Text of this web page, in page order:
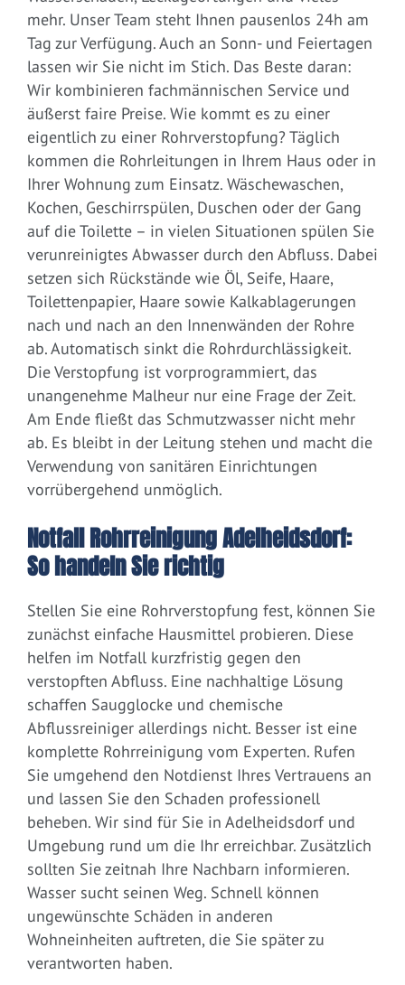
mehr. Unser Team steht Ihnen pausenlos 24h am
Tag zur Verfügung. Auch an Sonn- und Feiertagen
lassen wir Sie nicht im Stich. Das Beste daran:
Wir kombinieren fachmännischen Service und
äußerst faire Preise. Wie kommt es zu einer
eigentlich zu einer Rohrverstopfung? Täglich
kommen die Rohrleitungen in Ihrem Haus oder in
Ihrer Wohnung zum Einsatz. Wäschewaschen,
Kochen, Geschirrspülen, Duschen oder der Gang
auf die Toilette – in vielen Situationen spülen Sie
verunreinigtes Abwasser durch den Abfluss. Dabei
setzen sich Rückstände wie Öl, Seife, Haare,
Toilettenpapier, Haare sowie Kalkablagerungen
nach und nach an den Innenwänden der Rohre
ab. Automatisch sinkt die Rohrdurchlässigkeit.
Die Verstopfung ist vorprogrammiert, das
unangenehme Malheur nur eine Frage der Zeit.
Am Ende fließt das Schmutzwasser nicht mehr
ab. Es bleibt in der Leitung stehen und macht die
Verwendung von sanitären Einrichtungen
vorrübergehend unmöglich.
Notfall Rohrreinigung Adelheidsdorf:
So handeln Sie richtig
Stellen Sie eine Rohrverstopfung fest, können Sie
zunächst einfache Hausmittel probieren. Diese
helfen im Notfall kurzfristig gegen den
verstopften Abfluss. Eine nachhaltige Lösung
schaffen Saugglocke und chemische
Abflussreiniger allerdings nicht. Besser ist eine
komplette Rohrreinigung vom Experten. Rufen
Sie umgehend den Notdienst Ihres Vertrauens an
und lassen Sie den Schaden professionell
beheben. Wir sind für Sie in Adelheidsdorf und
Umgebung rund um die Ihr erreichbar. Zusätzlich
sollten Sie zeitnah Ihre Nachbarn informieren.
Wasser sucht seinen Weg. Schnell können
ungewünschte Schäden in anderen
Wohneinheiten auftreten, die Sie später zu
verantworten haben.